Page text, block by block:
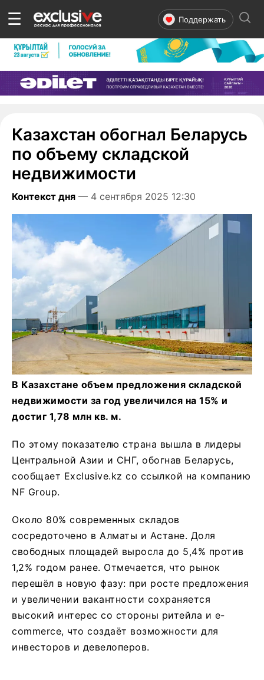
☰ Поддержать
Казахстан обогнал Беларусь
по объему складской
недвижимости
Контекст дня — 4 сентября 2025 12:30
В Казахстане объем предложения складской
недвижимости за год увеличился на 15% и
достиг 1,78 млн кв. м.
По этому показателю страна вышла в лидеры
Центральной Азии и СНГ, обогнав Беларусь,
сообщает Exclusive.kz со ссылкой на компанию
NF Group.
Около 80% современных складов
сосредоточено в Алматы и Астане. Доля
свободных площадей выросла до 5,4% против
1,2% годом ранее. Отмечается, что рынок
перешёл в новую фазу: при росте предложения
и увеличении вакантности сохраняется
высокий интерес со стороны ритейла и e-
commerce, что создаёт возможности для
инвесторов и девелоперов.